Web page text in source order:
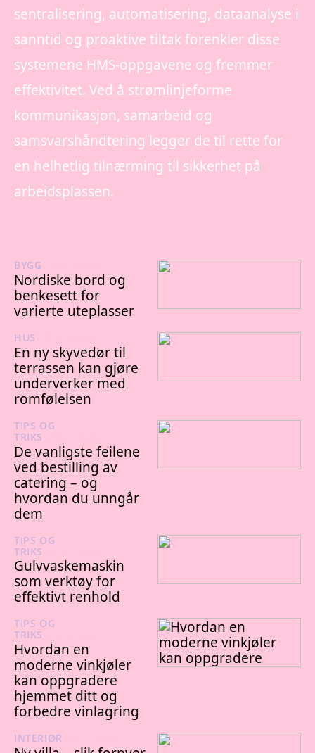
sentralisering, automatisering, dataanalyse i
sanntid og proaktive tiltak forenkler disse
systemene HMS-oppgavene og fremmer
effektivitet. Ved å strømlinjeforme
kommunikasjon, samarbeid og
samsvarshåndtering legger de til rette for
en helhetlig tilnærming til sikkerhet på
arbeidsplassen.
BYGG
Nordiske bord og
benkesett for
varierte uteplasser
HUS
En ny skyvedør til
terrassen kan gjøre
underverker med
romfølelsen
TIPS OG
TRIKS
De vanligste feilene
ved bestilling av
catering – og
hvordan du unngår
dem
TIPS OG
TRIKS
Gulvvaskemaskin
som verktøy for
effektivt renhold
TIPS OG
TRIKS
Hvordan en
moderne vinkjøler
kan oppgradere
hjemmet ditt og
forbedre vinlagring
INTERIØR